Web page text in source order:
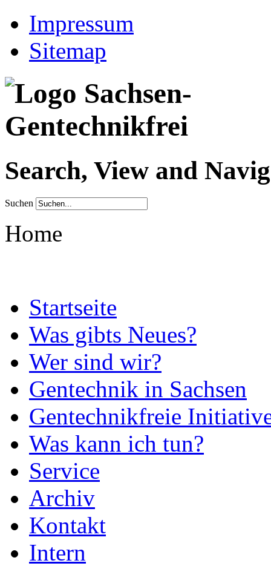
Impressum
Sitemap
Search, View and
Suchen
Home
Startseite
Was gibts Neues?
Wer sind wir?
Gentechnik in Sachsen
Gentechnikfreie
Was kann ich tun?
Service
Archiv
Kontakt
Intern